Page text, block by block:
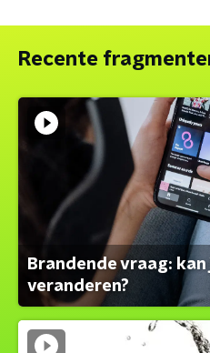
Recente
Brandende vraag:
veranderen?